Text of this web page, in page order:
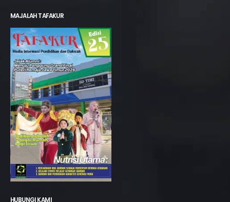
MAJALAH TAFAKUR
HUBUNGI KAMI